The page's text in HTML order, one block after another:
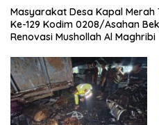
Masyarakat Desa Kapal Merah
Ke-129 Kodim 0208/Asahan
Renovasi Mushollah Al Maghribi